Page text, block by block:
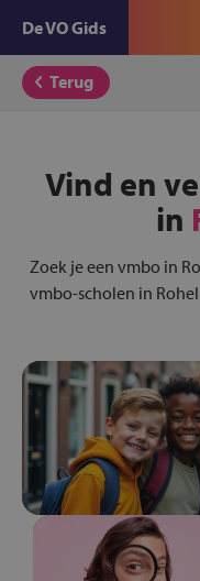
De VO Gids
Terug
Vind en
in
Zoek je een vmbo in
vmbo-scholen in